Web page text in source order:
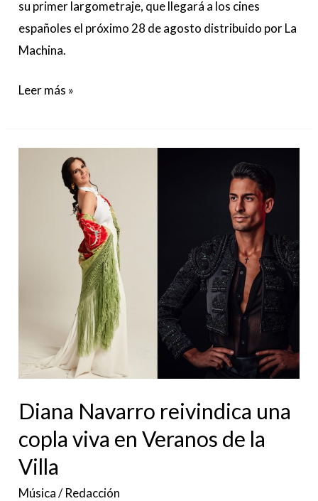
su primer largometraje, que llegará a los cines
españoles el próximo 28 de agosto distribuido por La
Machina.
Leer más »
Diana Navarro reivindica una
copla viva en Veranos de la
Villa
Música/Redacción
Navarro
Villa